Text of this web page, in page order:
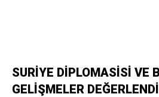
SURİYE DİPLOMASİSİ VE
GELİŞMELER